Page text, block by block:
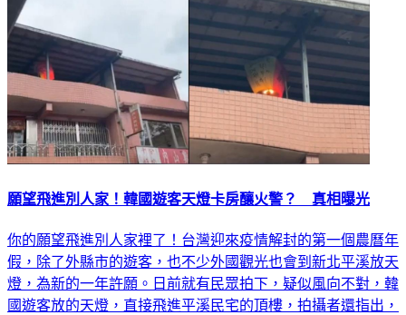
願望飛進別人家！韓國遊客天燈卡房釀火警？ 真相曝光
你的願望飛進別人家裡了！台灣迎來疫情解封的第一個農曆年
假，除了外縣市的遊客，也不少外國觀光也會到新北平溪放天
燈，為新的一年許願。日前就有民眾拍下，疑似風向不對，韓
國遊客放的天燈，直接飛進平溪民宅的頂樓，拍攝者還指出，